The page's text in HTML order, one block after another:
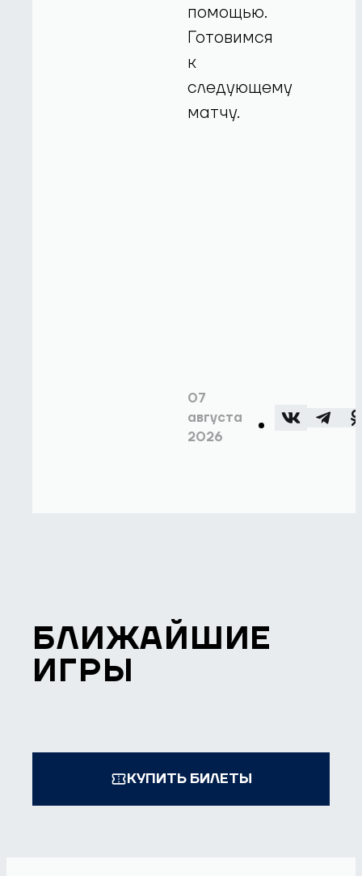
помощью.
Готовимся
к
следующему
матчу.
07
августа
2026
БЛИЖАЙШИЕ
ИГРЫ
КУПИТЬ БИЛЕТЫ